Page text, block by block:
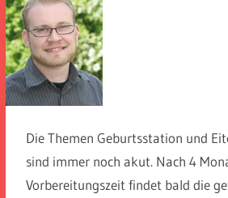
Die Themen Geburtsstation und
sind immer noch akut. Nach 4
Vorbereitungszeit findet bald die